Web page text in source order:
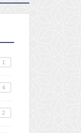
1
4
2